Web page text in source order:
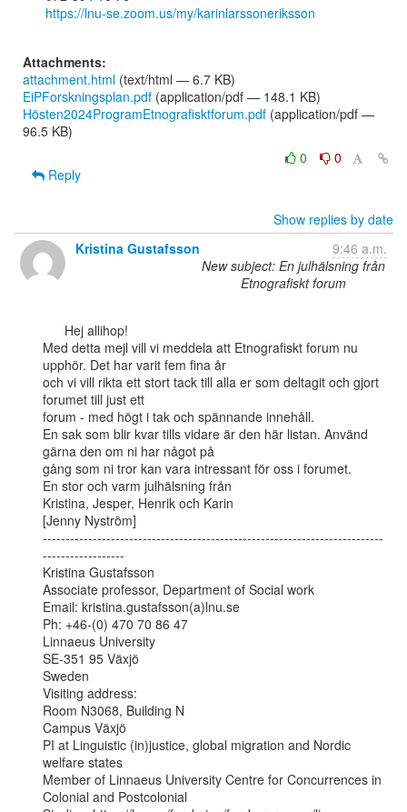
https://lnu-se.zoom.us/my/karinlarssoneriksson
Attachments:
attachment.html (text/html — 6.7 KB)
EiPForskningsplan.pdf (application/pdf — 148.1 KB)
Hösten2024ProgramEtnografisktforum.pdf (application/pdf —
96.5 KB)
0
0
Reply
Show replies by date
Kristina Gustafsson
9:46 a.m.
New subject: En julhälsning från
Etnografiskt forum
Med detta mejl vill vi meddela att Etnografiskt forum nu
upphör. Det har varit fem fina år
och vi vill rikta ett stort tack till alla er som deltagit och gjort
forumet till just ett
forum - med högt i tak och spännande innehåll.
En sak som blir kvar tills vidare är den här listan. Använd
gärna den om ni har något på
gång som ni tror kan vara intressant för oss i forumet.
En stor och varm julhälsning från
Kristina, Jesper, Henrik och Karin
[Jenny Nyström]
---------------------------------------------------------------------------
------------------
Kristina Gustafsson
Associate professor, Department of Social work
Email: kristina.gustafsson(a)lnu.se
Ph: +46-(0) 470 70 86 47
Linnaeus University
SE-351 95 Växjö
Sweden
Visiting address:
Room N3068, Building N
Campus Växjö
PI at Linguistic (in)justice, global migration and Nordic
welfare states
Member of Linnaeus University Centre for Concurrences in
Colonial and Postcolonial